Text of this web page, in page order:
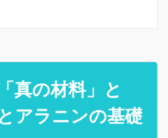
真の材料」と
アラニンの基礎